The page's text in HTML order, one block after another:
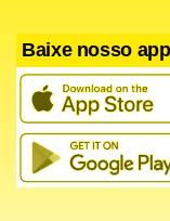
possam simular a
prontos para
local”.
Responsável por
de Defesa Aérea e
Baixe nosso app